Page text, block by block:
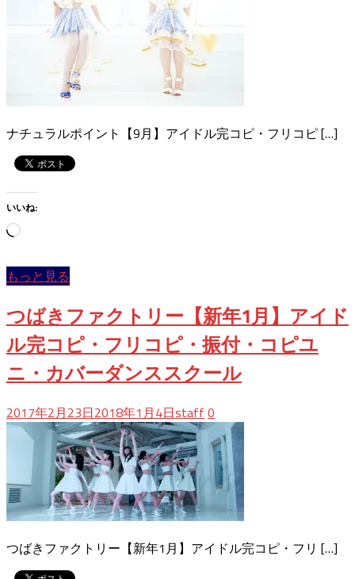
ナチュラルポイント【9月】アイドル完コピ・フリコピ […]
いいね:
読
込
み
中…
もっと見る
つばきファクトリー【新年1月】アイド
ル完コピ・フリコピ・振付・コピユ
ニ・カバーダンススクール
2017年2月23日2018年1月4日staff 0
つばきファクトリー【新年1月】アイドル完コピ・フリ […]